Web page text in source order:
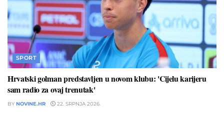
SPORT
Hrvatski golman predstavljen u novom klubu: 'Cijelu karijeru
sam radio za ovaj trenutak'
BY NOVINE.HR 22. SRPNJA 2026.